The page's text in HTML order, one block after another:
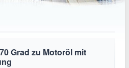
Grad zu Motoröl mit